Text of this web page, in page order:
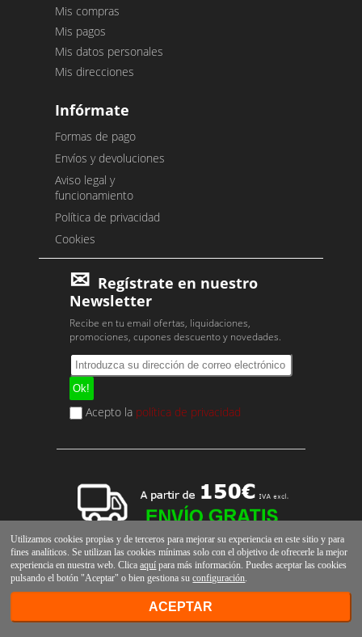
Mis compras
Mis pagos
Mis datos personales
Mis direcciones
Infórmate
Formas de pago
Envíos y devoluciones
Aviso legal y
funcionamiento
Política de privacidad
Cookies
Regístrate en nuestro
Newsletter
Recibe en tu email ofertas, liquidaciones,
promociones, cupones descuento y novedades.
Acepto la política de privacidad
Utilizamos cookies propias y de terceros para mejorar su experiencia en este sitio y para
fines analíticos. Se utilizan las cookies mínimas solo con el objetivo de ofrecerle la mejor
experiencia en nuestra web. Clicaaquí para más información. Puedes aceptar las cookies
pulsando el botón "Aceptar" o bien gestiona suconfiguración.
ACEPTAR